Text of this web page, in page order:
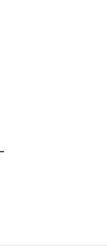
战鸣符文
复活不会